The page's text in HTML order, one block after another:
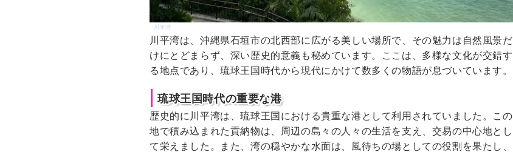
川平湾
川平湾は、沖縄県石垣市の北西部に広がる美しい場所で、その魅力は自然風景だ
けにとどまらず、深い歴史的意義も秘めています。ここは、多様な文化が交錯す
る地点であり、琉球王国時代から現代にかけて数多くの物語が息づいています。
琉球王国時代の重要な港
歴史的に川平湾は、琉球王国における貴重な港として利用されていました。この
地で積み込まれた貢納物は、周辺の島々の人々の生活を支え、交易の中心地とし
て栄えました。また、湾の穏やかな水面は、風待ちの場としての役割を果たし、